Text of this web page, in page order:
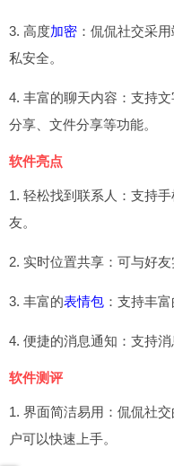
3. 高度加密 ：侃侃社交采
私安全。
4. 丰富的聊天内容：支持
分享、文件分享等功能。
软件亮点
1. 轻松找到联系人：支持
友。
2. 实时位置共享：可与好
3. 丰富的表情包 ：支持丰
4. 便捷的消息通知：支持
软件测评
1. 界面简洁易用：侃侃社
户可以快速上手。